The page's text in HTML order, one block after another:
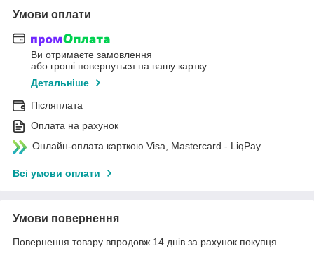
Умови оплати
Ви отримаєте замовлення
або гроші повернуться на вашу картку
Детальніше
Післяплата
Оплата на рахунок
Онлайн-оплата карткою Visa, Mastercard - LiqPay
Всі умови оплати
Умови повернення
Повернення товару впродовж 14 днів за рахунок покупця